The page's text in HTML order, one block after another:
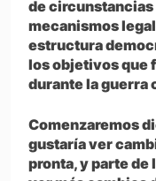
de circunstancias
mecanismos
estructura
los objetivos que
durante la guerra
Comenzaremos
gustaría ver
pronta, y parte